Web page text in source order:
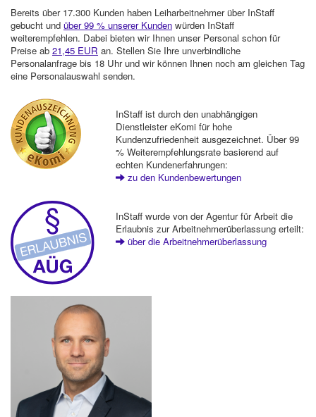
Bereits über 17.300 Kunden haben Leiharbeitnehmer über InStaff
gebucht und über 99 % unserer Kunden würden InStaff
weiterempfehlen. Dabei bieten wir Ihnen unser Personal schon für
Preise ab 21,45 EUR an. Stellen Sie Ihre unverbindliche
Personalanfrage bis 18 Uhr und wir können Ihnen noch am gleichen Tag
eine Personalauswahl senden.
InStaff ist durch den unabhängigen
Dienstleister eKomi für hohe
Kundenzufriedenheit ausgezeichnet. Über 99
% Weiterempfehlungsrate basierend auf
echten Kundenerfahrungen:
zu den Kundenbewertungen
InStaff wurde von der Agentur für Arbeit die
Erlaubnis zur Arbeitnehmerüberlassung erteilt:
über die Arbeitnehmerüberlassung